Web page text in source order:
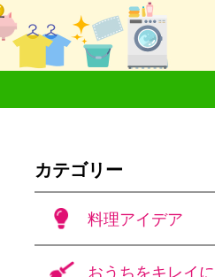
カテゴリー
料理アイデア
おうちをキレイに